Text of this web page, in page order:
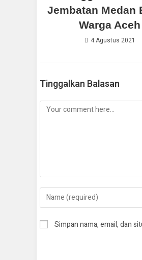
Jembatan Medan
Warga Aceh
4 Agustus 2021
Tinggalkan Balasan
Simpan nama, email, dan